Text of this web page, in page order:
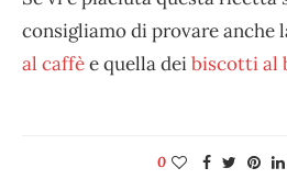
consigliamo di provare anche
al caffèe quella deibiscotti al
0